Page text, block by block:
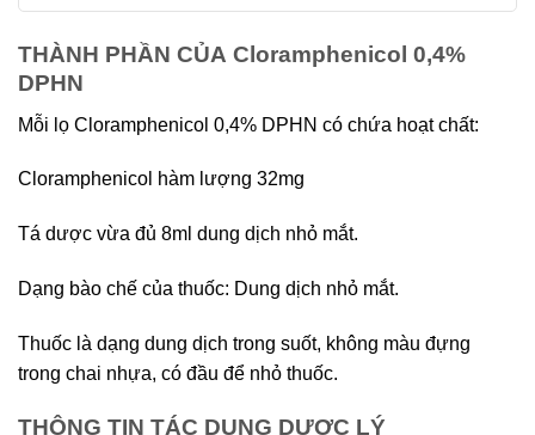
THÀNH PHẦN CỦA Cloramphenicol 0,4%
DPHN
Mỗi lọ Cloramphenicol 0,4% DPHN có chứa hoạt chất:
Cloramphenicol hàm lượng 32mg
Tá dược vừa đủ 8ml dung dịch nhỏ mắt.
Dạng bào chế của thuốc: Dung dịch nhỏ mắt.
Thuốc là dạng dung dịch trong suốt, không màu đựng
trong chai nhựa, có đầu để nhỏ thuốc.
THÔNG TIN TÁC DỤNG DƯỢC LÝ